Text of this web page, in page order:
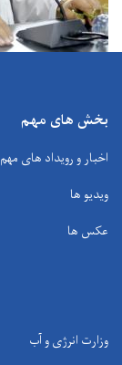
بخش های مهم
اخبار و رویداد های مهم
ویدیو ها
عکس ها
وزارت انرژی و آب